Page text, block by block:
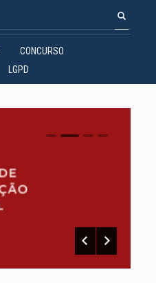
CONCURSO
LGPD
0 1 2